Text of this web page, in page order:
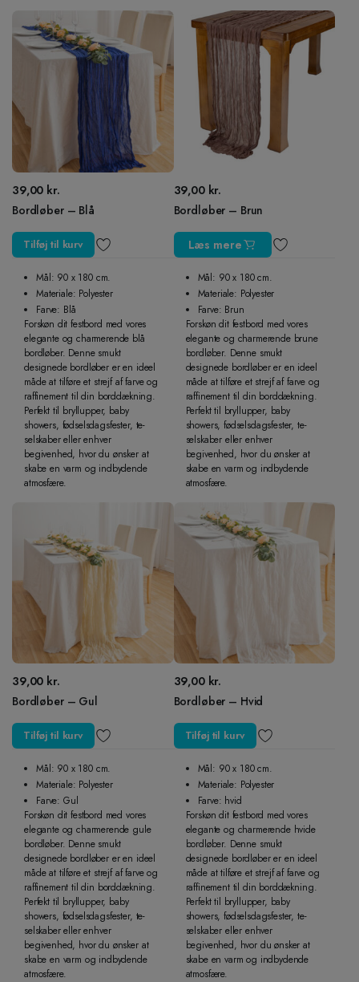
39,00 kr.
Bordløber – Blå
Tilføj til kurv
Mål: 90 x 180 cm.
Materiale: Polyester
Farve: Blå
Forskøn dit festbord med vores
elegante og charmerende blå
bordløber. Denne smukt
designede bordløber er en ideel
måde at tilføre et strejf af farve og
raffinement til din borddækning.
Perfekt til bryllupper, baby
showers, fødselsdagsfester, te-
selskaber eller enhver
begivenhed, hvor du ønsker at
skabe en varm og indbydende
atmosfære.
39,00 kr.
Bordløber – Brun
Læs mere
Mål: 90 x 180 cm.
Materiale: Polyester
Farve: Brun
Forskøn dit festbord med vores
elegante og charmerende brune
bordløber. Denne smukt
designede bordløber er en ideel
måde at tilføre et strejf af farve og
raffinement til din borddækning.
Perfekt til bryllupper, baby
showers, fødselsdagsfester, te-
selskaber eller enhver
begivenhed, hvor du ønsker at
skabe en varm og indbydende
atmosfære.
39,00 kr.
Bordløber – Gul
Tilføj til kurv
Mål: 90 x 180 cm.
Materiale: Polyester
Farve: Gul
Forskøn dit festbord med vores
elegante og charmerende gule
bordløber. Denne smukt
designede bordløber er en ideel
måde at tilføre et strejf af farve og
raffinement til din borddækning.
Perfekt til bryllupper, baby
showers, fødselsdagsfester, te-
selskaber eller enhver
begivenhed, hvor du ønsker at
skabe en varm og indbydende
atmosfære.
39,00 kr.
Bordløber – Hvid
Tilføj til kurv
Mål: 90 x 180 cm.
Materiale: Polyester
Farve: hvid
Forskøn dit festbord med vores
elegante og charmerende hvide
bordløber. Denne smukt
designede bordløber er en ideel
måde at tilføre et strejf af farve og
raffinement til din borddækning.
Perfekt til bryllupper, baby
showers, fødselsdagsfester, te-
selskaber eller enhver
begivenhed, hvor du ønsker at
skabe en varm og indbydende
atmosfære.